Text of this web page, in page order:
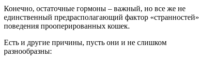
Конечно, остаточные гормоны – важный, но все же не
единственный предрасполагающий фактор «странностей»
поведения прооперированных кошек.
Есть и другие причины, пусть они и не слишком
разнообразны: